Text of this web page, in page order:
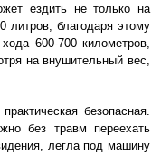
ездить не только на
литров, благодаря этому
600-700 километров,
на внушительный вес,
безопасная.
без травм переехать
легла под машину